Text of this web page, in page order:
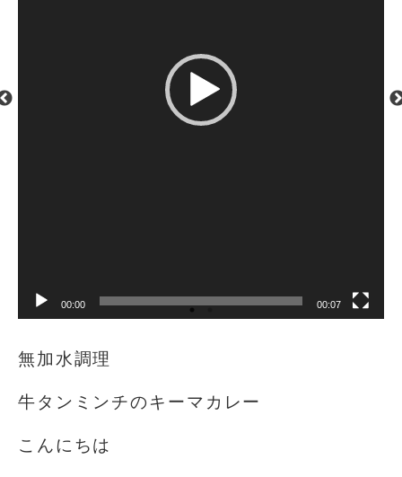
00:00 00:07
無加水調理️
牛タンミンチのキーマカレー
こんにちは